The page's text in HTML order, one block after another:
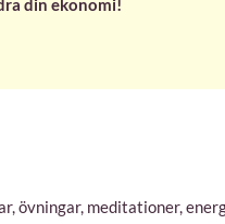
din ekonomi!
övningar, meditationer,